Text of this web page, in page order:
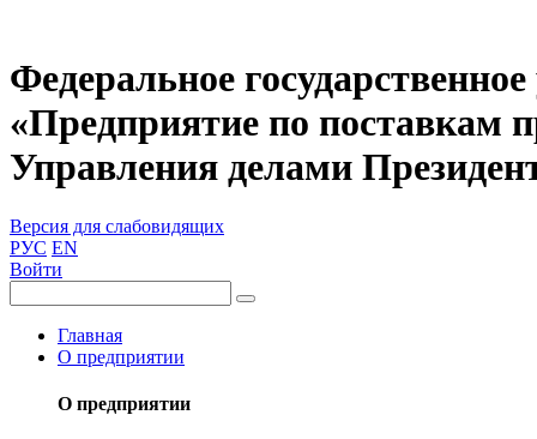
Федеральное
«Предприятие по поставкам
Управления делами
Версия для слабовидящих
РУС EN
Войти
Главная
О предприятии
О предприятии